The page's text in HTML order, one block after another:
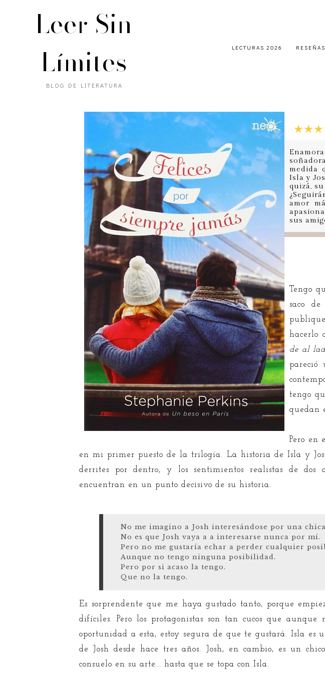
Leer Sin
Límites
BLOG DE LITERATURA
LECTURAS 2026 RESEÑAS
medida
Isla y
quizá,
amor
sus
Tengo
saco
hacerlo
de al
pareció
tengo
quedan
Pero en
en mi primer puesto de la trilogía. La historia de Isla y
derrites por dentro, y los sentimientos realistas de dos
encuentran en un punto decisivo de su historia.
No me imagino a Josh interesándose por una chica
No es que Josh vaya a a interesarse nunca por mí.
Pero no me gustaría echar a perder cualquier
Aunque no tengo ninguna posibilidad.
Pero por si acaso la tengo.
Que no la tengo.
Es sorprendente que me haya gustado tanto, porque
difíciles. Pero los protagonistas son tan cucos que
oportunidad a esta, estoy segura de que te gustará. Isla
de Josh desde hace tres años. Josh, en cambio, es un
consuelo en su arte... hasta que se topa con Isla.